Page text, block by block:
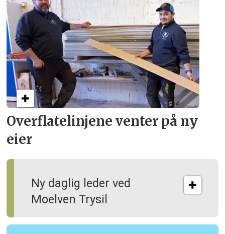
Overflate­linjene venter på ny
eier
Ny daglig leder ved
Moelven Trysil